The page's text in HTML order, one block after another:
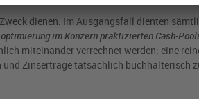
dienen. Im Ausgangsfall dienten
im Konzern praktizierten Cash-
miteinander verrechnet werden; eine
Zinserträge tatsächlich buchhalterisch